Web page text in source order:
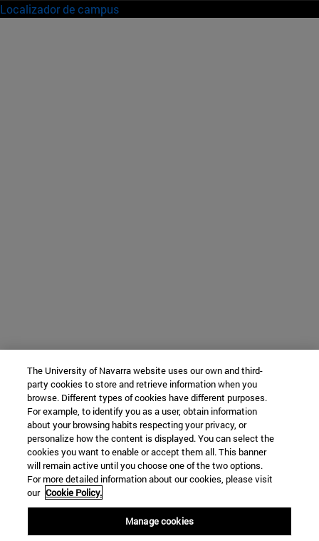
Localizador de campus
The University of Navarra website uses our own and third-
party cookies to store and retrieve information when you
browse. Different types of cookies have different purposes.
For example, to identify you as a user, obtain information
about your browsing habits respecting your privacy, or
personalize how the content is displayed. You can select the
cookies you want to enable or accept them all. This banner
will remain active until you choose one of the two options.
For more detailed information about our cookies, please visit
our Cookie Policy.
Manage cookies